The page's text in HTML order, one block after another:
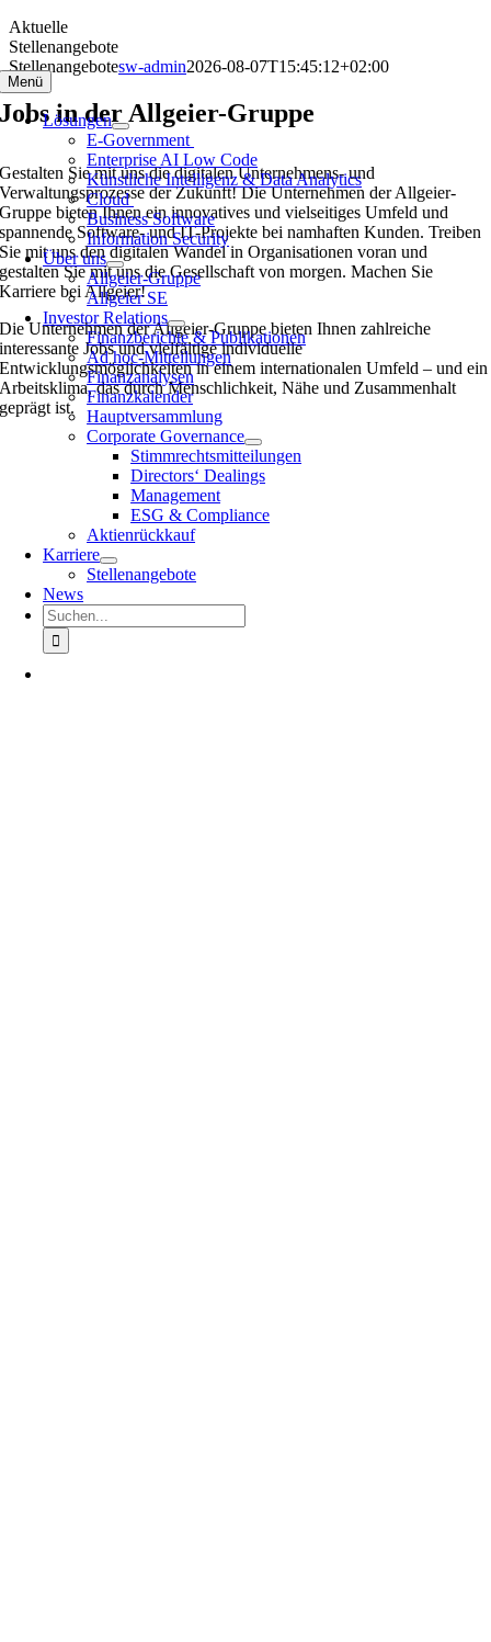
Zum
Inhalt
springen
Menü
Lösungen
E-Government
Enterprise AI Low Code
Künstliche Intelligenz & Data Analytics
Cloud
Business Software
Information Security
Über uns
Allgeier-Gruppe
Allgeier SE
Investor Relations
Finanzberichte & Publikationen
Ad hoc-Mitteilungen
Finanzanalysen
Finanzkalender
Hauptversammlung
Corporate Governance
Stimmrechtsmitteilungen
Directors‘ Dealings
Management
ESG & Compliance
Aktienrückkauf
Karriere
Stellenangebote
News
Suche
nach:
Aktuelle
Stellenangebote
Stellenangebotesw-admin2026-08-07T15:45:12+02:00
Jobs in der Allgeier-Gruppe
Gestalten Sie mit uns die digitalen Unternehmens- und
Verwaltungsprozesse der Zukunft! Die Unternehmen der Allgeier-
Gruppe bieten Ihnen ein innovatives und vielseitiges Umfeld und
spannende Software- und IT-Projekte bei namhaften Kunden. Treiben
Sie mit uns den digitalen Wandel in Organisationen voran und
gestalten Sie mit uns die Gesellschaft von morgen. Machen Sie
Karriere bei Allgeier!
Die Unternehmen der Allgeier-Gruppe bieten Ihnen zahlreiche
interessante Jobs und vielfältige individuelle
Entwicklungsmöglichkeiten in einem internationalen Umfeld – und ein
Arbeitsklima, das durch Menschlichkeit, Nähe und Zusammenhalt
geprägt ist.